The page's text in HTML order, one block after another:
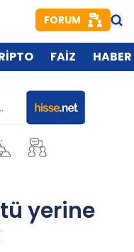
FORUM
FAİZ HABER
yerine